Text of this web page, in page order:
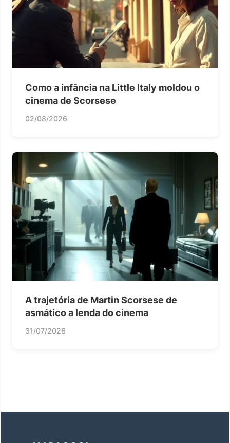
Como a infância na Little Italy moldou o
cinema de Scorsese
02/08/2026
A trajetória de Martin Scorsese de
asmático a lenda do cinema
31/07/2026